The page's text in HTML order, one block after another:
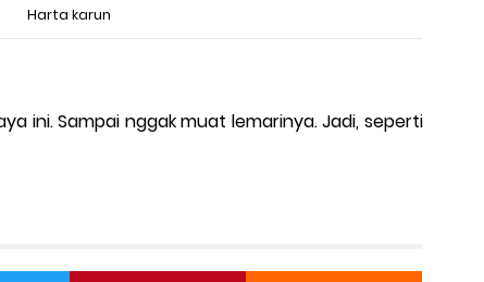
Harta karun
ini. Sampai nggak muat lemarinya. Jadi, seperti